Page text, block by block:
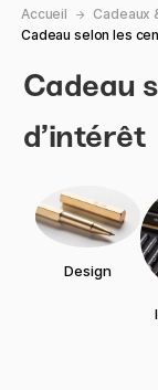
Accueil
Cadeaux
Cadeau selon les
Cadeau
d’intérêt
Design